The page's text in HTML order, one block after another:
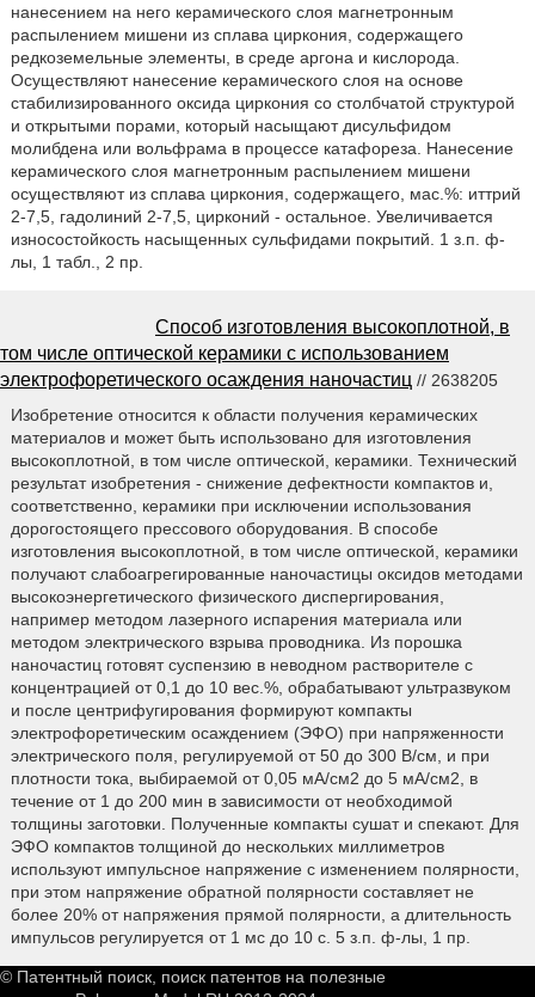
нанесением на него керамического слоя магнетронным
распылением мишени из сплава циркония, содержащего
редкоземельные элементы, в среде аргона и кислорода.
Осуществляют нанесение керамического слоя на основе
стабилизированного оксида циркония со столбчатой структурой
и открытыми порами, который насыщают дисульфидом
молибдена или вольфрама в процессе катафореза. Нанесение
керамического слоя магнетронным распылением мишени
осуществляют из сплава циркония, содержащего, мас.%: иттрий
2-7,5, гадолиний 2-7,5, цирконий - остальное. Увеличивается
износостойкость насыщенных сульфидами покрытий. 1 з.п. ф-
лы, 1 табл., 2 пр.
Способ изготовления высокоплотной, в
том числе оптической керамики с использованием
электрофоретического осаждения наночастиц // 2638205
Изобретение относится к области получения керамических
материалов и может быть использовано для изготовления
высокоплотной, в том числе оптической, керамики. Технический
результат изобретения - снижение дефектности компактов и,
соответственно, керамики при исключении использования
дорогостоящего прессового оборудования. В способе
изготовления высокоплотной, в том числе оптической, керамики
получают слабоагрегированные наночастицы оксидов методами
высокоэнергетического физического диспергирования,
например методом лазерного испарения материала или
методом электрического взрыва проводника. Из порошка
наночастиц готовят суспензию в неводном растворителе с
концентрацией от 0,1 до 10 вес.%, обрабатывают ультразвуком
и после центрифугирования формируют компакты
электрофоретическим осаждением (ЭФО) при напряженности
электрического поля, регулируемой от 50 до 300 В/см, и при
плотности тока, выбираемой от 0,05 мА/см2 до 5 мА/см2, в
течение от 1 до 200 мин в зависимости от необходимой
толщины заготовки. Полученные компакты сушат и спекают. Для
ЭФО компактов толщиной до нескольких миллиметров
используют импульсное напряжение с изменением полярности,
при этом напряжение обратной полярности составляет не
более 20% от напряжения прямой полярности, а длительность
импульсов регулируется от 1 мс до 10 с. 5 з.п. ф-лы, 1 пр.
© Патентный поиск, поиск патентов на полезные